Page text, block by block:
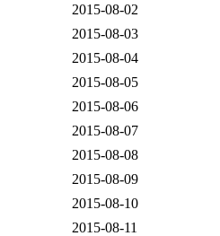
2015-08-02
2015-08-03
2015-08-04
2015-08-05
2015-08-06
2015-08-07
2015-08-08
2015-08-09
2015-08-10
2015-08-11